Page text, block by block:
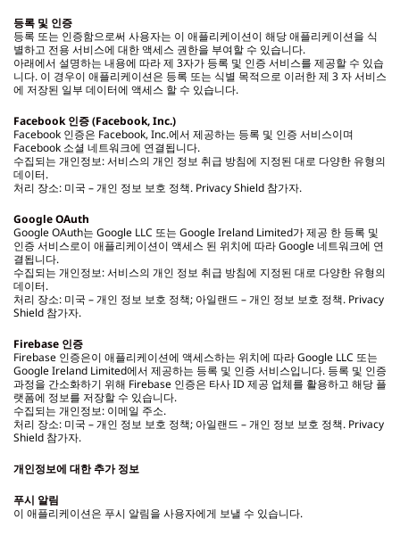
등록 및 인증
등록 또는 인증함으로써 사용자는 이 애플리케이션이 해당 애플리케이션을 식
별하고 전용 서비스에 대한 액세스 권한을 부여할 수 있습니다.
아래에서 설명하는 내용에 따라 제 3자가 등록 및 인증 서비스를 제공할 수 있습
니다. 이 경우이 애플리케이션은 등록 또는 식별 목적으로 이러한 제 3 자 서비스
에 저장된 일부 데이터에 액세스 할 수 있습니다.
Facebook인증 (Facebook, Inc.)
Facebook 인증은 Facebook, Inc.에서 제공하는 등록 및 인증 서비스이며
Facebook 소셜 네트워크에 연결됩니다.
수집되는 개인정보: 서비스의 개인 정보 취급 방침에 지정된 대로 다양한 유형의
데이터.
처리 장소: 미국 – 개인 정보 보호 정책. Privacy Shield 참가자.
Google OAuth
Google OAuth는 Google LLC 또는 Google Ireland Limited가 제공 한 등록 및
인증 서비스로이 애플리케이션이 액세스 된 위치에 따라 Google 네트워크에 연
결됩니다.
수집되는 개인정보: 서비스의 개인 정보 취급 방침에 지정된 대로 다양한 유형의
데이터.
처리 장소: 미국 – 개인 정보 보호 정책; 아일랜드 – 개인 정보 보호 정책. Privacy
Shield 참가자.
Firebase 인증
Firebase 인증은이 애플리케이션에 액세스하는 위치에 따라 Google LLC 또는
Google Ireland Limited에서 제공하는 등록 및 인증 서비스입니다. 등록 및 인증
과정을 간소화하기 위해 Firebase 인증은 타사 ID 제공 업체를 활용하고 해당 플
랫폼에 정보를 저장할 수 있습니다.
수집되는 개인정보: 이메일 주소.
처리 장소: 미국 – 개인 정보 보호 정책; 아일랜드 – 개인 정보 보호 정책. Privacy
Shield 참가자.
개인정보에 대한 추가 정보
푸시 알림
이 애플리케이션은 푸시 알림을 사용자에게 보낼 수 있습니다.